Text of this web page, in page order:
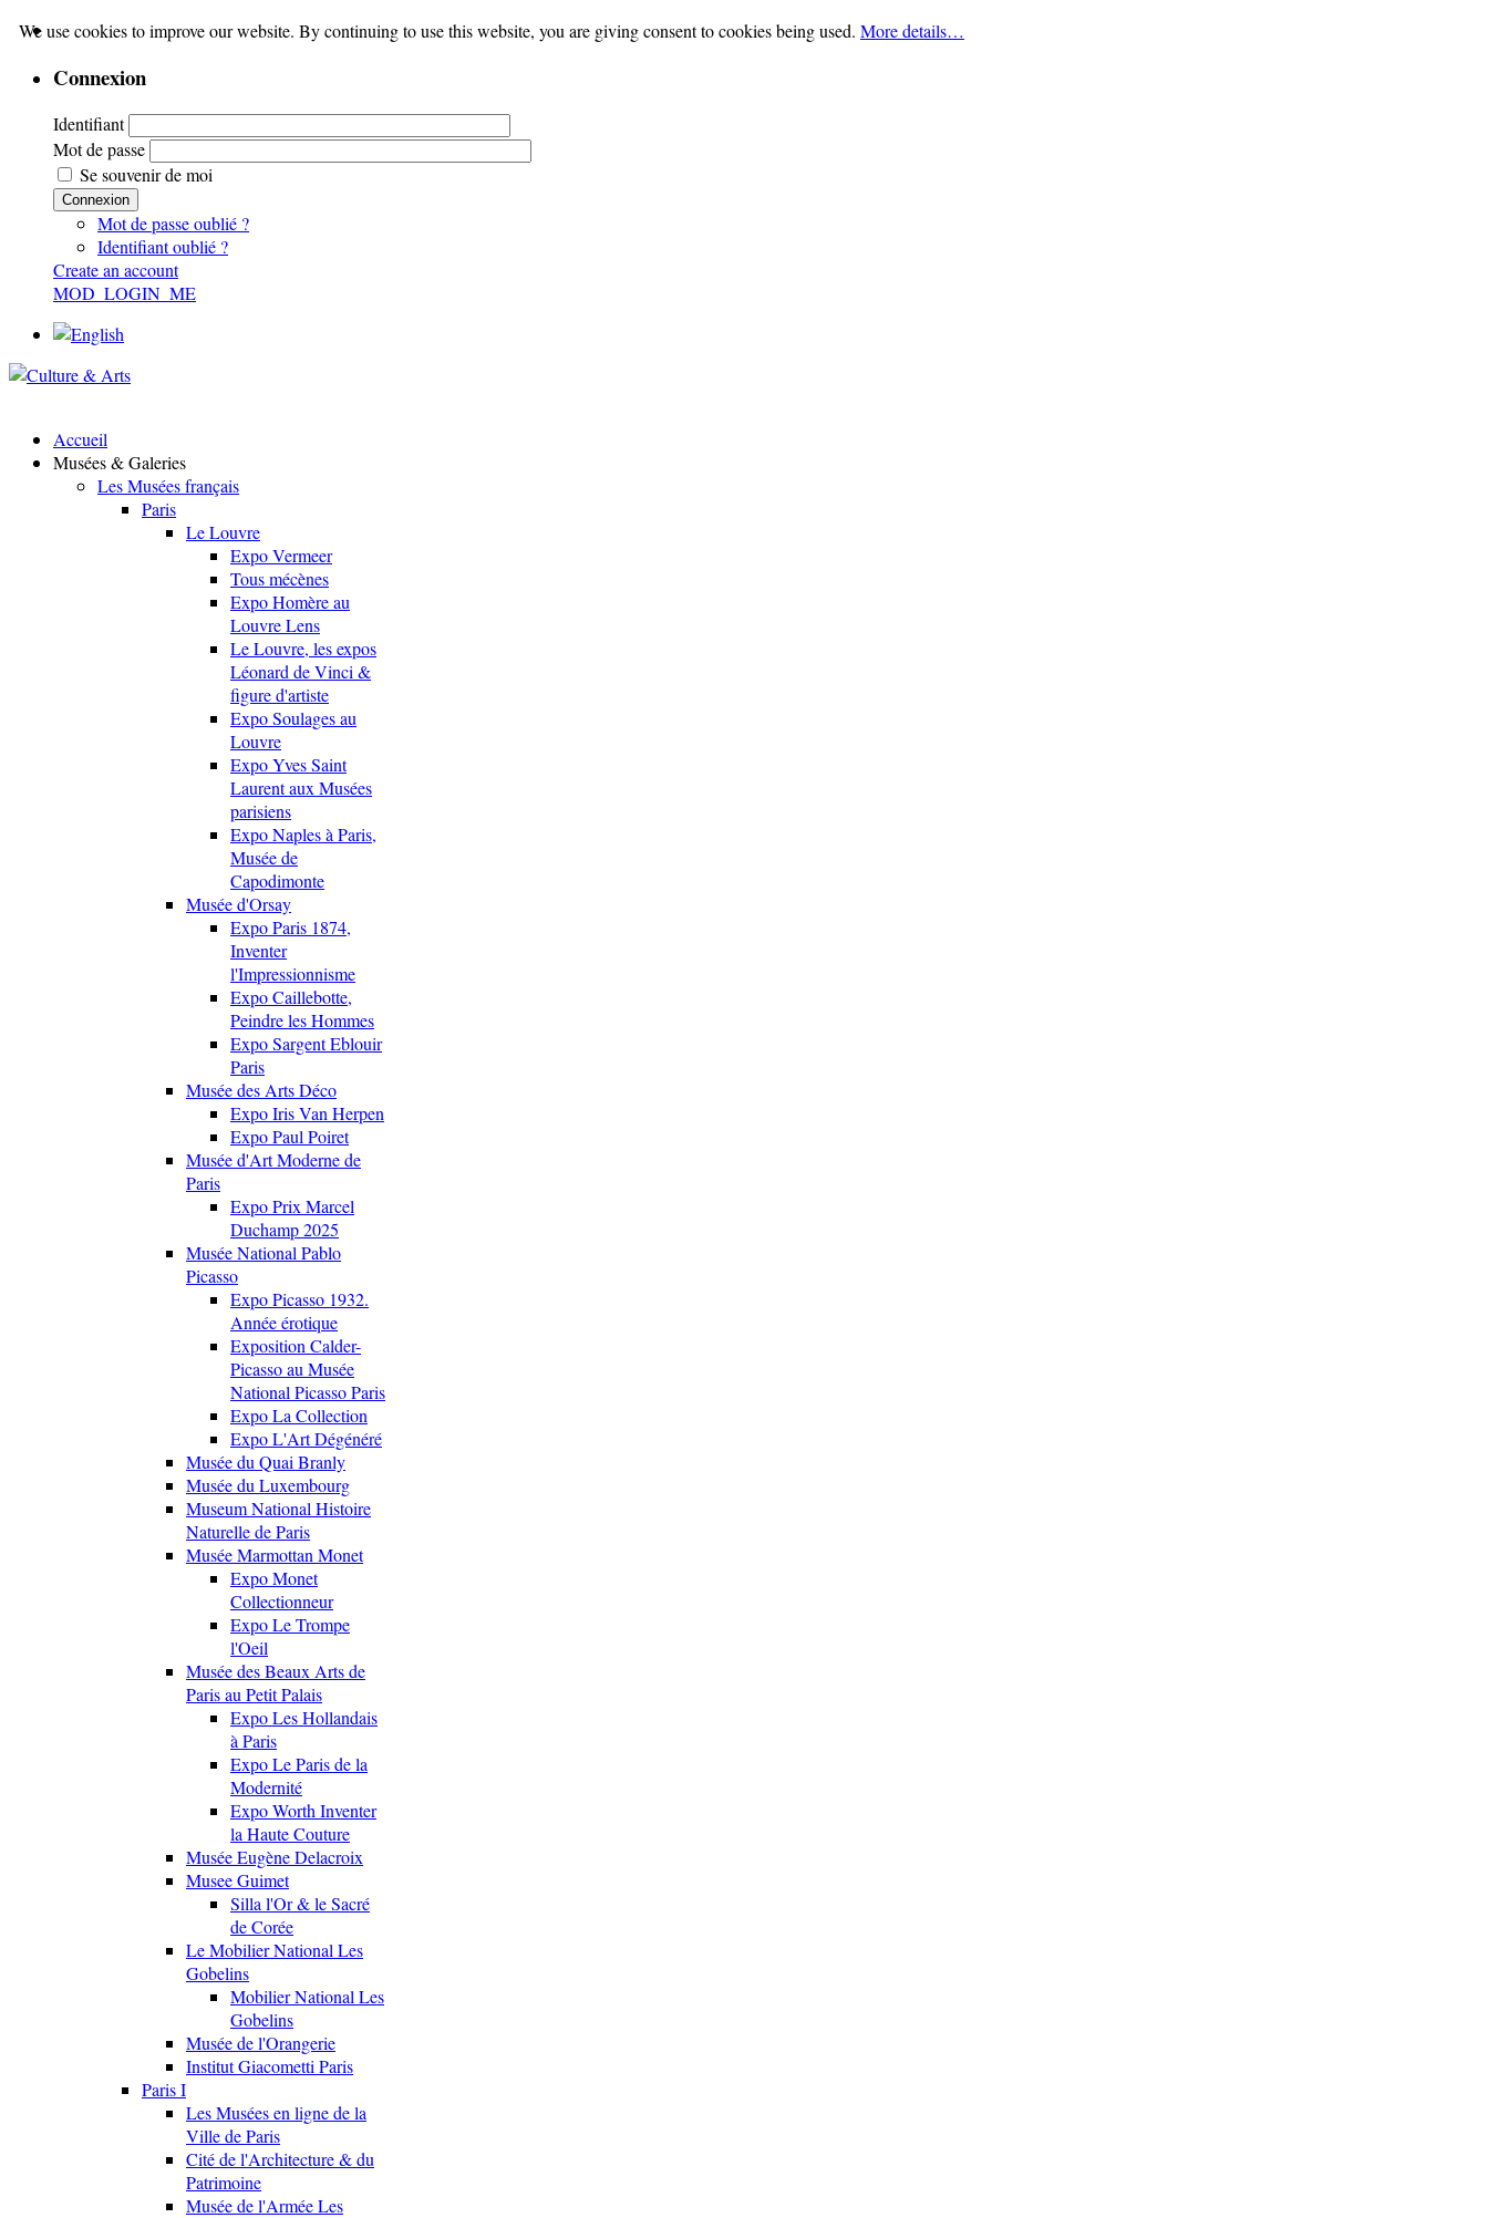
Connexion
Identifiant
Mot de passe
Se souvenir de moi
Connexion
Mot de passe oublié ?
Identifiant oublié ?
Create an account
MOD_LOGIN_ME
Accueil
Musées & Galeries
Les Musées français
Paris
Le Louvre
Expo Vermeer
Tous mécènes
Expo Homère au
Louvre Lens
Le Louvre, les expos
Léonard de Vinci &
figure d'artiste
Expo Soulages au
Louvre
Expo Yves Saint
Laurent aux Musées
parisiens
Expo Naples à Paris,
Musée de
Capodimonte
Musée d'Orsay
Expo Paris 1874,
Inventer
l'Impressionnisme
Expo Caillebotte,
Peindre les Hommes
Expo Sargent Eblouir
Paris
Musée des Arts Déco
Expo Iris Van Herpen
Expo Paul Poiret
Musée d'Art Moderne de
Paris
Expo Prix Marcel
Duchamp 2025
Musée National Pablo
Picasso
Expo Picasso 1932.
Année érotique
Exposition Calder-
Picasso au Musée
National Picasso Paris
Expo La Collection
Expo L'Art Dégénéré
Musée du Quai Branly
Musée du Luxembourg
Museum National Histoire
Naturelle de Paris
Musée Marmottan Monet
Expo Monet
Collectionneur
Expo Le Trompe
l'Oeil
Musée des Beaux Arts de
Paris au Petit Palais
Expo Les Hollandais
à Paris
Expo Le Paris de la
Modernité
Expo Worth Inventer
la Haute Couture
Musée Eugène Delacroix
Musee Guimet
Silla l'Or & le Sacré
de Corée
Le Mobilier National Les
Gobelins
Mobilier National Les
Gobelins
Musée de l'Orangerie
Institut Giacometti Paris
Paris I
Les Musées en ligne de la
Ville de Paris
Cité de l'Architecture & du
Patrimoine
Musée de l'Armée Les
We use cookies to improve our website. By continuing to use this website, you are giving consent to cookies being used. More details…